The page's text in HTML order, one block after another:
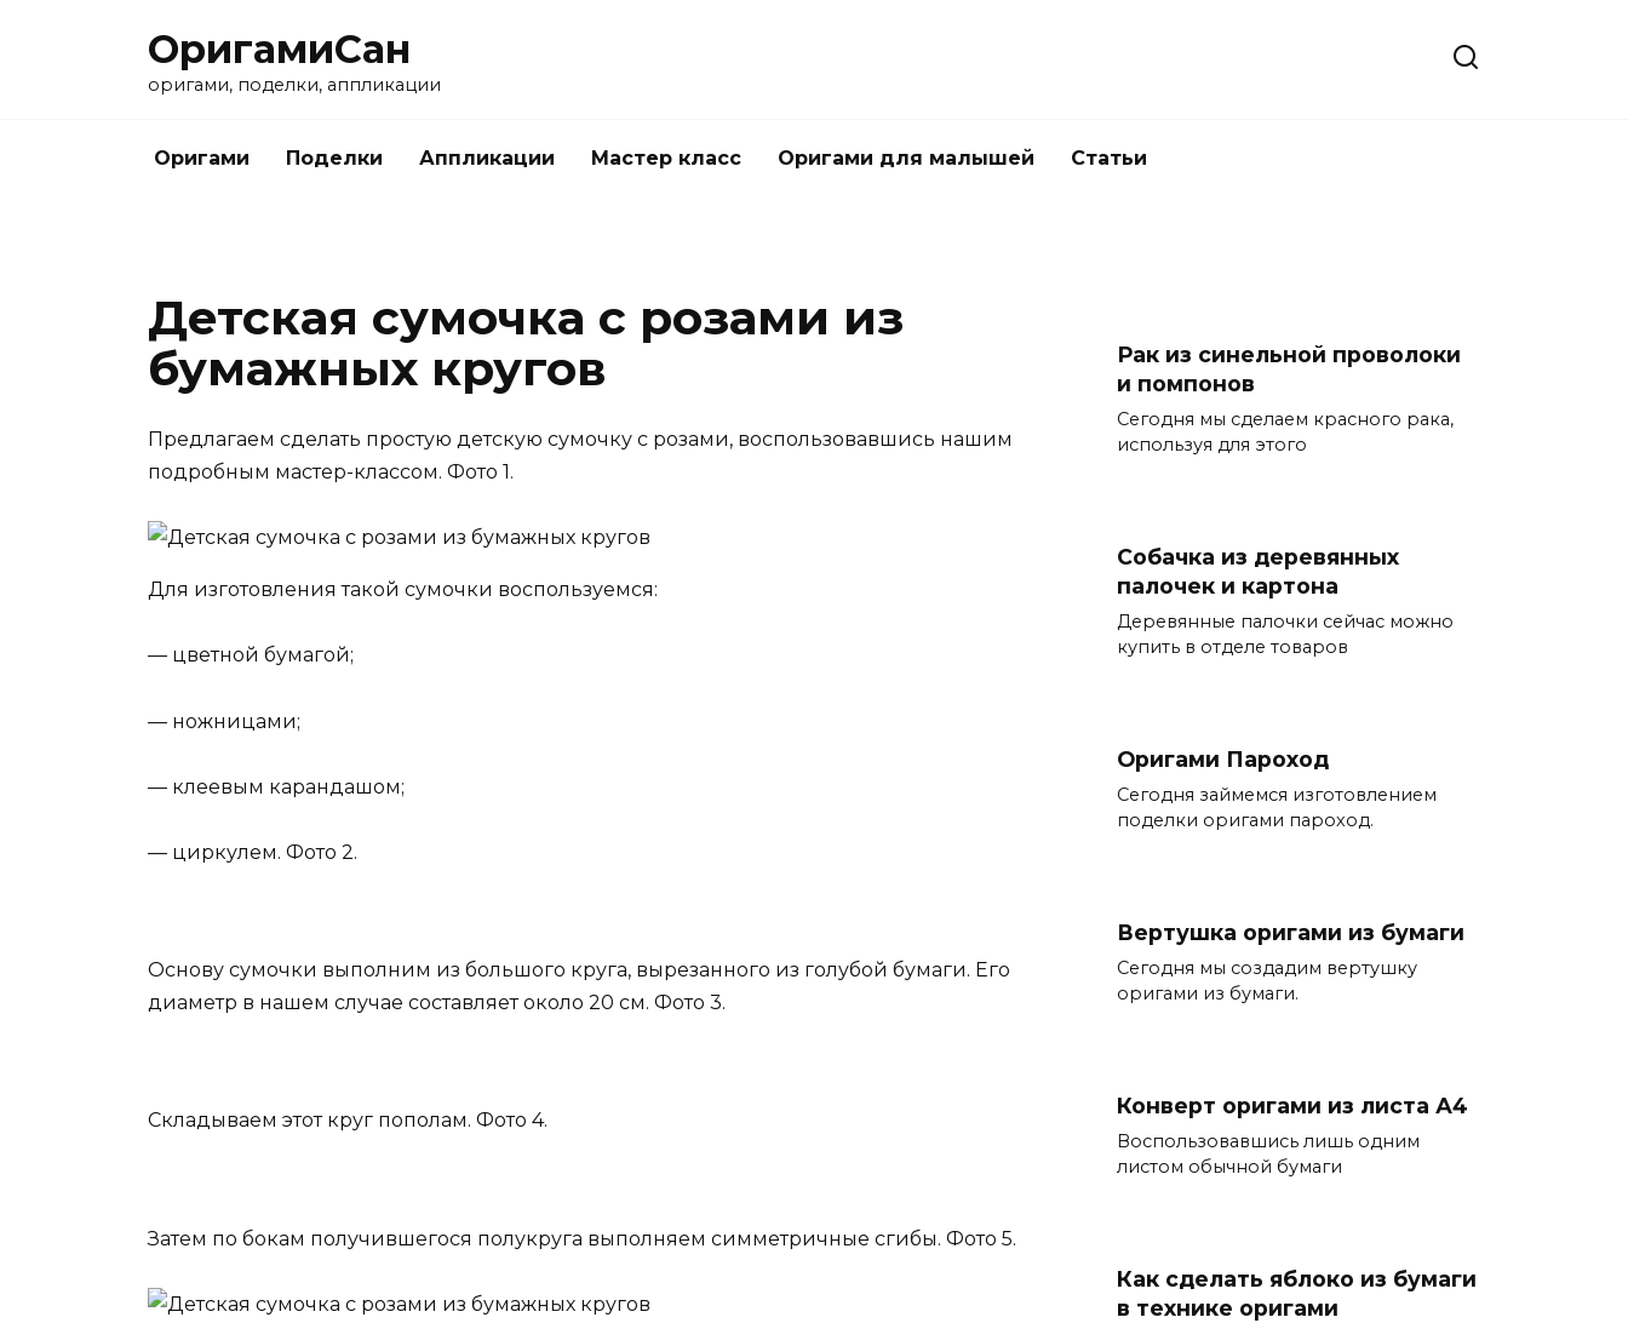
ОригамиСан
оригами, поделки, аппликации
Оригами Поделки Аппликации Мастер класс Оригами для малышей Статьи
Детская сумочка с розами из
бумажных кругов
Предлагаем сделать простую детскую сумочку с розами, воспользовавшись нашим
подробным мастер-классом. Фото 1.
Для изготовления такой сумочки воспользуемся:
— цветной бумагой;
— ножницами;
— клеевым карандашом;
— циркулем. Фото 2.
Основу сумочки выполним из большого круга, вырезанного из голубой бумаги. Его
диаметр в нашем случае составляет около 20 см. Фото 3.
Складываем этот круг пополам. Фото 4.
Затем по бокам получившегося полукруга выполняем симметричные сгибы. Фото 5.
Рак из синельной проволоки
и помпонов
Сегодня мы сделаем красного рака,
используя для этого
Собачка из деревянных
палочек и картона
Деревянные палочки сейчас можно
купить в отделе товаров
Оригами Пароход
Сегодня займемся изготовлением
поделки оригами пароход.
Вертушка оригами из бумаги
Сегодня мы создадим вертушку
оригами из бумаги.
Конверт оригами из листа А4
Воспользовавшись лишь одним
листом обычной бумаги
Как сделать яблоко из бумаги
в технике оригами